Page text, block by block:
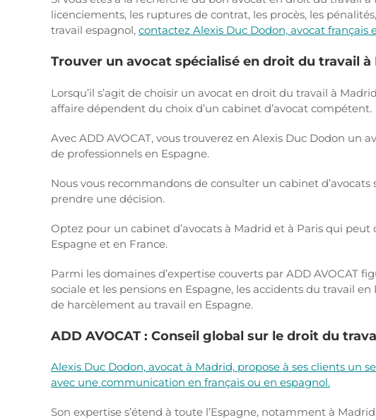
licenciements, les ruptures de contrat, les procès, les
travail espagnol, contactez Alexis Duc Dodon, avocat français
Trouver un avocat spécialisé en droit du travail à
Lorsqu’il s’agit de choisir un avocat en droit du travail à
affaire dépendent du choix d’un cabinet d’avocat compétent.
Avec ADD AVOCAT, vous trouverez en Alexis Duc Dodon un
de professionnels en Espagne.
Nous vous recommandons de consulter un cabinet
prendre une décision.
Optez pour un cabinet d’avocats à Madrid et à Paris qui
Espagne et en France.
Parmi les domaines d’expertise couverts par ADD AVOCAT
sociale et les pensions en Espagne, les accidents du travail
de harcèlement au travail en Espagne.
ADD AVOCAT : Conseil global sur le droit du
Alexis Duc Dodon, avocat à Madrid, propose à ses clients un
avec une communication en français ou en espagnol.
Son expertise s’étend à toute l’Espagne, notamment à